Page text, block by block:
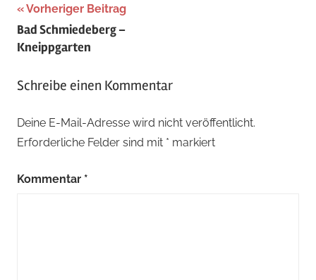
Beitragsnavigation
Vorheriger Beitrag
Bad Schmiedeberg –
Kneippgarten
Schreibe einen Kommentar
Deine E-Mail-Adresse wird nicht veröffentlicht.
Erforderliche Felder sind mit * markiert
Kommentar *